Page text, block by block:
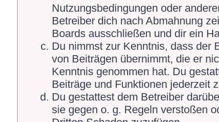
Nutzungsbedingungen oder
Betreiber dich nach Abmahnung
Boards ausschließen und dir ein
Du nimmst zur Kenntnis, dass der
von Beiträgen übernimmt, die er
Kenntnis genommen hat. Du
Beiträge und Funktionen jederzeit
Du gestattest dem Betreiber
sie gegen o. g. Regeln verstoßen